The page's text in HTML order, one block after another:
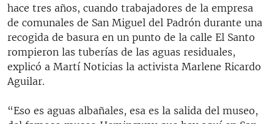
hace tres años, cuando trabajadores de la empresa
de comunales de San Miguel del Padrón durante una
recogida de basura en un punto de la calle El Santo
rompieron las tuberías de las aguas residuales,
explicó a Martí Noticias la activista Marlene Ricardo
Aguilar.
“Eso es aguas albañales, esa es la salida del museo,